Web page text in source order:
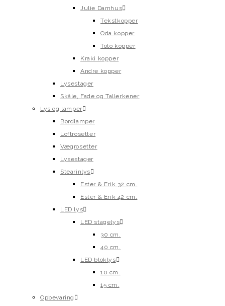
Julie Damhus
Tekstkopper
Oda kopper
Toto kopper
Kraki kopper
Andre kopper
Lysestager
Skåle, Fade og Tallerkener
Lys og lamper
Bordlamper
Loftrosetter
Vægrosetter
Lysestager
Stearinlys
Ester & Erik 32 cm.
Ester & Erik 42 cm.
LED lys
LED stagelys
30 cm.
40 cm.
LED bloklys
10 cm.
15 cm.
Opbevaring